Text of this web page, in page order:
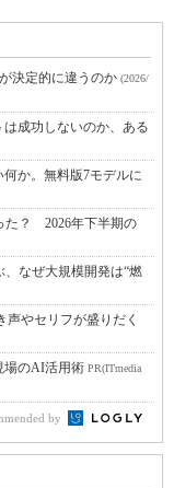
決定的に違うのか (2026/
成功しないのか、ある
か。無料版7モデルに
た？ 2026年下半期の
、なぜ大規模開発は“燃
やセリフが盛りだく
場のAI活用術 PR(ITmedia
by